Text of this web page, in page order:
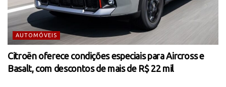
AUTOMÓVEIS
Citroën oferece condições especiais para Aircross e
Basalt, com descontos de mais de R$ 22 mil